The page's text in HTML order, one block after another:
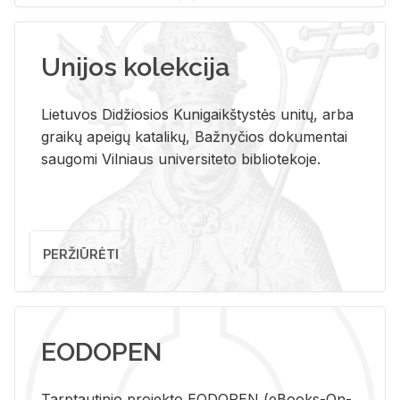
Unijos kolekcija
Lietuvos Didžiosios Kunigaikštystės unitų, arba
graikų apeigų katalikų, Bažnyčios dokumentai
saugomi Vilniaus universiteto bibliotekoje.
PERŽIŪRĖTI
EODOPEN